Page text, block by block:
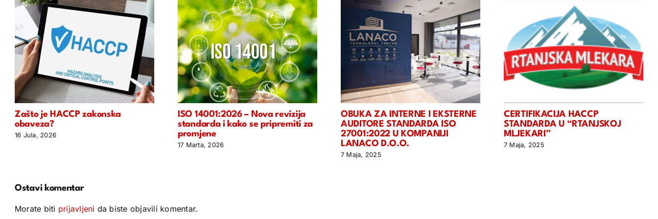
Zašto je HACCP zakonska
obaveza?
16 Jula, 2026
ISO 14001:2026 – Nova revizija
standarda i kako se pripremiti za
promjene
17 Marta, 2026
OBUKA ZA INTERNE I EKSTERNE
AUDITORE STANDARDA ISO
27001:2022 U KOMPANIJI
LANACO D.O.O.
7 Maja, 2025
CERTIFIKACIJA HACCP
STANDARDA U “RTANJSKOJ
MLJEKARI”
7 Maja, 2025
Ostavi komentar
Morate biti prijavljeni da biste objavili komentar.